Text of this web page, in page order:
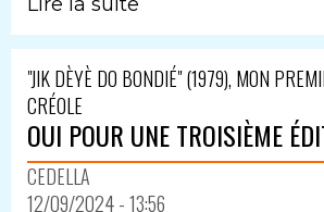
"JIK DÈYÈ DO BONDIÉ" (1979), MON
CRÉOLE
OUI POUR UNE TROISIÈME
CEDELLA
12/09/2024 - 13:56